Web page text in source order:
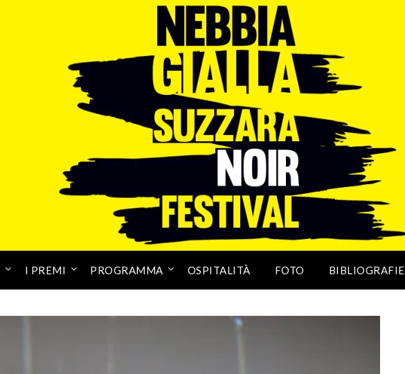
I PREMI PROGRAMMA OSPITALITÀ FOTO BIBLIOGRAFIE